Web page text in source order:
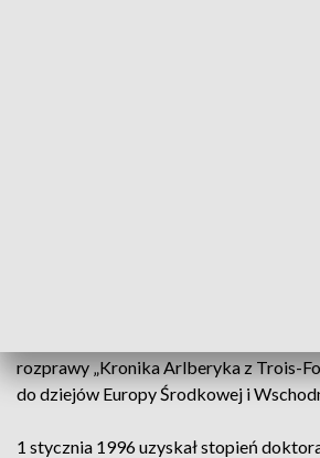
rozprawy „Kronika Arlberyka z Trois-
do dziejów Europy Środkowej i
1 stycznia 1996 uzyskał stopień